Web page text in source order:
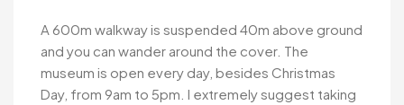
A 600m walkway is suspended 40m above ground
and you can wander around the cover. The
museum is open every day, besides Christmas
Day, from 9am to 5pm. I extremely suggest taking